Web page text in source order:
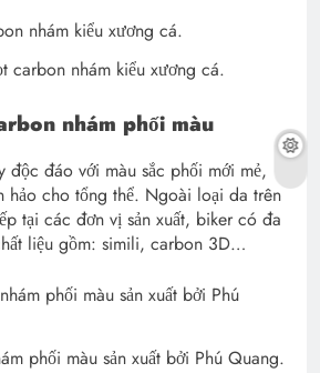
carbon nhám kiểu xương cá.
nhám phối màu
độc đáo với màu sắc phối mới mẻ,
hảo cho tổng thể. Ngoài loại da trên
tại các đơn vị sản xuất, biker có đa
liệu gồm: simili, carbon 3D…
phối màu sản xuất bởi Phú Quang.